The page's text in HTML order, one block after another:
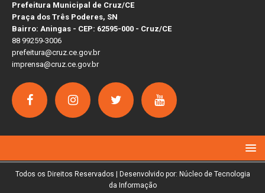
Prefeitura Municipal de Cruz/CE
Praça dos Três Poderes, SN
Bairro: Aningas - CEP: 62595-000 - Cruz/CE
88 99259-3006
prefeitura@cruz.ce.gov.br
imprensa@cruz.ce.gov.br
Todos os Direitos Reservados | Desenvolvido por: Núcleo de Tecnologia
da Informação